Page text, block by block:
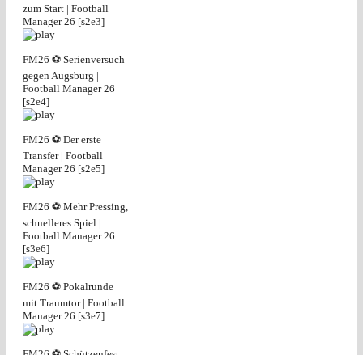
zum Start | Football
Manager 26 [s2e3]
FM26 ⚽ Serienversuch
gegen Augsburg |
Football Manager 26
[s2e4]
FM26 ⚽ Der erste
Transfer | Football
Manager 26 [s2e5]
FM26 ⚽ Mehr Pressing,
schnelleres Spiel |
Football Manager 26
[s3e6]
FM26 ⚽ Pokalrunde
mit Traumtor | Football
Manager 26 [s3e7]